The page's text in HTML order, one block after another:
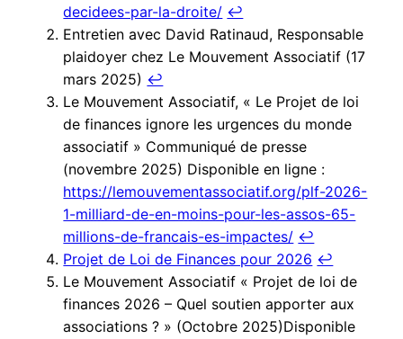
decidees-par-la-droite/ ↩︎
Entretien avec David Ratinaud, Responsable
plaidoyer chez Le Mouvement Associatif (17
mars 2025) ↩︎
Le Mouvement Associatif, « Le Projet de loi
de finances ignore les urgences du monde
associatif » Communiqué de presse
(novembre 2025) Disponible en ligne :
https://lemouvementassociatif.org/plf-2026-
1-milliard-de-en-moins-pour-les-assos-65-
millions-de-francais-es-impactes/ ↩︎
Projet de Loi de Finances pour 2026 ↩︎
Le Mouvement Associatif « Projet de loi de
finances 2026 – Quel soutien apporter aux
associations ? » (Octobre 2025)Disponible